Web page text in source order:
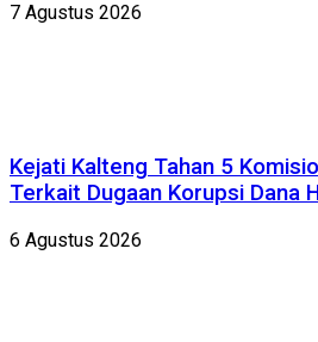
7 Agustus 2026
Kejati Kalteng Tahan 5
Terkait Dugaan Korupsi Dana
6 Agustus 2026